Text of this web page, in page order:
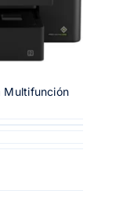
Multifunción